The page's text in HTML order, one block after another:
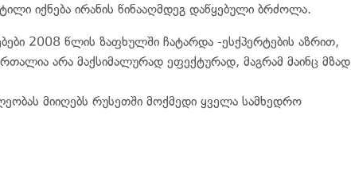
იქნება ირანის წინააღმდეგ დაწყებული ბრძოლა.
2008 წლის ზაფხულში ჩატარდა -ესქპერტების აზრით,
არა მაქსიმალურად ეფექტურად, მაგრამ მაინც მზად
მიიღებს რუსეთში მოქმედი ყველა სამხედრო